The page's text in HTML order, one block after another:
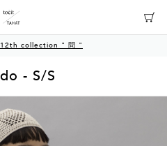
12th collection " 問 "
- S/S